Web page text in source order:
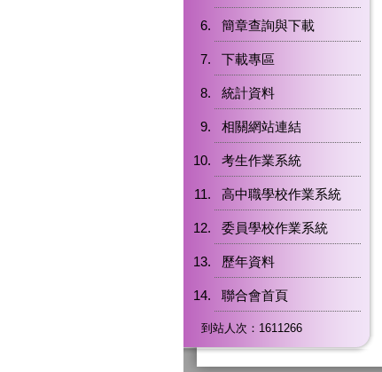
簡章查詢與下載
下載專區
統計資料
相關網站連結
考生作業系統
高中職學校作業系統
委員學校作業系統
歷年資料
聯合會首頁
到站人次：1611266